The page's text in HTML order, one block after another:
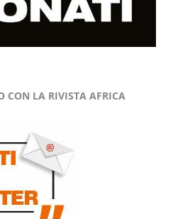
CON LA RIVISTA AFRICA